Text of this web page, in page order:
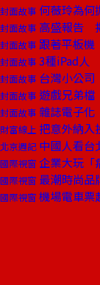
封面故事 何薇玲為何
封面故事 高盛報告
封面故事 跟著平板
封面故事 3種iPad人
封面故事 台灣小公
封面故事 遊戲兄弟
封面故事 雜誌電子
財富線上 把意外納入
北京週記 中國人看台
國際視窗 企業大玩
國際視窗 最潮時尚
國際視窗 機場電車